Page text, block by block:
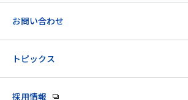
お問い合わせ
トピックス
採用情報